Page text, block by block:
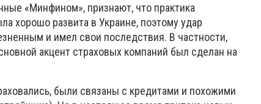
«Минфином», признают, что практика
хорошо развита в Украине, поэтому удар
и имел свои последствия. В частности,
акцент страховых компаний был сделан на
были связаны с кредитами и похожими